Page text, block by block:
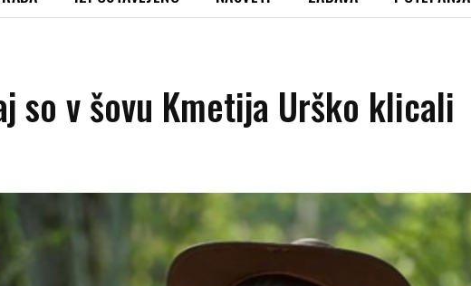
so v šovu Kmetija Urško klicali